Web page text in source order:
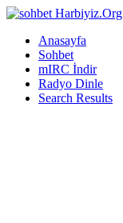
Harbiyiz.Org
Anasayfa
Sohbet
mIRC İndir
Radyo Dinle
Search Results